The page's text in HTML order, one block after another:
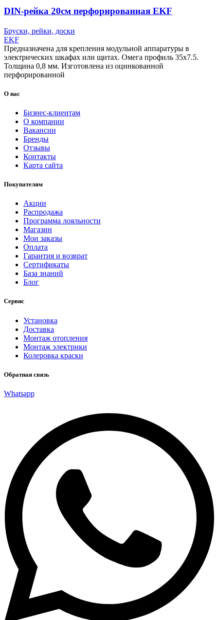
DIN-рейка 20см перфорированная EKF
Бруски, рейки, доски
EKF
Предназначена для крепления модульной аппаратуры в
электрических шкафах или щитах. Омега профиль 35х7.5.
Толщина 0,8 мм. Изготовлена из оцинкованной
перфорированной
О нас
Бизнес-клиентам
О компании
Вакансии
Бренды
Отзывы
Контакты
Карта сайта
Покупателям
Акции
Распродажа
Программа лояльности
Магазин
Мои заказы
Оплата
Гарантия и возврат
Сертификаты
База знаний
Блог
Сервис
Установка
Доставка
Монтаж отопления
Монтаж электрики
Колеровка краски
Обратная связь
Whatsapp